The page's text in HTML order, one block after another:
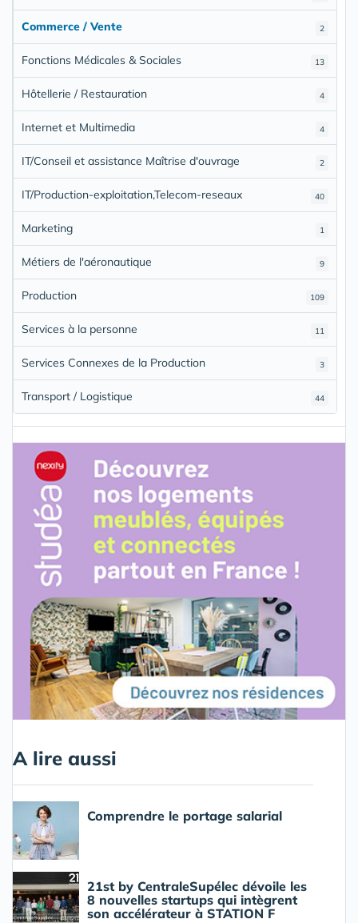
2
Commerce / Vente
13
Fonctions Médicales & Sociales
4
Hôtellerie / Restauration
4
Internet et Multimedia
2
IT/Conseil et assistance Maîtrise d'ouvrage
40
IT/Production-exploitation,Telecom-reseaux
1
Marketing
9
Métiers de l'aéronautique
109
Production
11
Services à la personne
3
Services Connexes de la Production
44
Transport / Logistique
A lire aussi
Comprendre le portage salarial
21st by CentraleSupélec dévoile les
8 nouvelles startups qui intègrent
son accélérateur à STATION F